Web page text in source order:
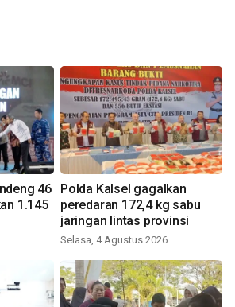
46
1.145
Polda Kalsel gagalkan
peredaran 172,4 kg sabu
jaringan lintas provinsi
Selasa, 4 Agustus 2026